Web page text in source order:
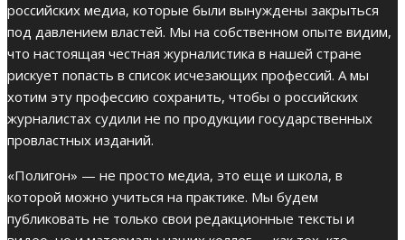
российских медиа, которые были вынуждены закрыться
под давлением властей. Мы на собственном опыте видим,
что настоящая честная журналистика в нашей стране
рискует попасть в список исчезающих профессий. А мы
хотим эту профессию сохранить, чтобы о российских
журналистах судили не по продукции государственных
провластных изданий.
«Полигон» — не просто медиа, это еще и школа, в
которой можно учиться на практике. Мы будем
публиковать не только свои редакционные тексты и